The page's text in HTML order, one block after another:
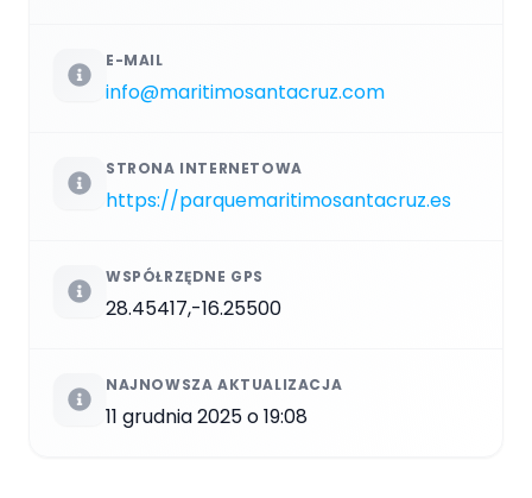
E-MAIL
info@maritimosantacruz.com
STRONA INTERNETOWA
https://parquemaritimosantacruz.es
WSPÓŁRZĘDNE GPS
28.45417,-16.25500
NAJNOWSZA AKTUALIZACJA
11 grudnia 2025 o 19:08